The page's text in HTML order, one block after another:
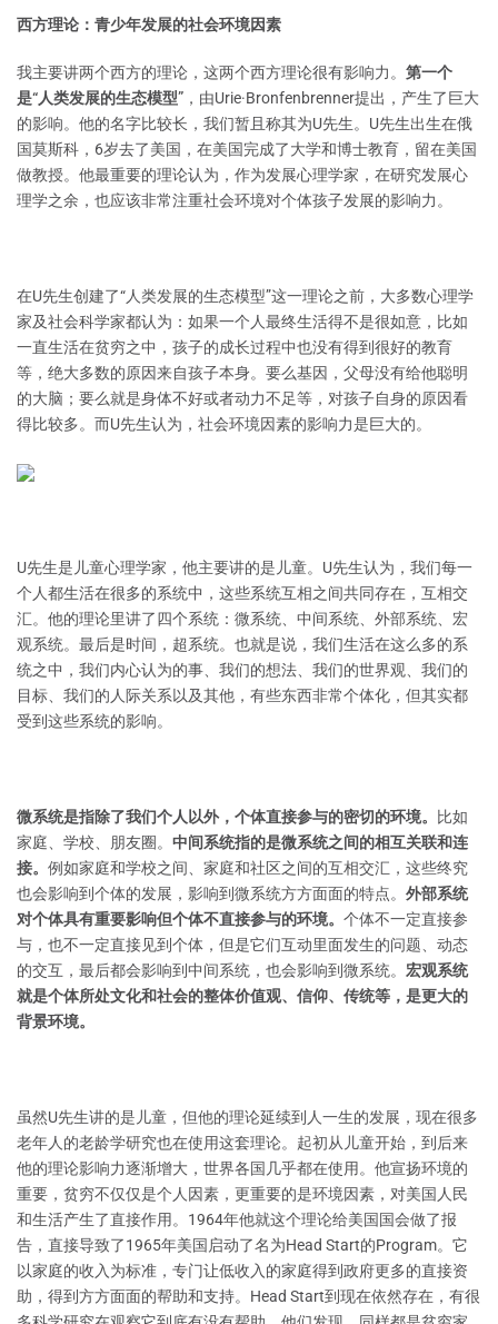
西方理论：青少年发展的社会环境因素
我主要讲两个西方的理论，这两个西方理论很有影响力。 第一个
是“人类发展的生态模型” ，由Urie·Bronfenbrenner提出，产生了巨大
的影响。他的名字比较长，我们暂且称其为U先生。U先生出生在俄
国莫斯科，6岁去了美国，在美国完成了大学和博士教育，留在美国
做教授。他最重要的理论认为，作为发展心理学家，在研究发展心
理学之余，也应该非常注重社会环境对个体孩子发展的影响力。
在U先生创建了“人类发展的生态模型”这一理论之前，大多数心理学
家及社会科学家都认为：如果一个人最终生活得不是很如意，比如
一直生活在贫穷之中，孩子的成长过程中也没有得到很好的教育
等，绝大多数的原因来自孩子本身。要么基因，父母没有给他聪明
的大脑；要么就是身体不好或者动力不足等，对孩子自身的原因看
得比较多。而U先生认为，社会环境因素的影响力是巨大的。
U先生是儿童心理学家，他主要讲的是儿童。U先生认为，我们每一
个人都生活在很多的系统中，这些系统互相之间共同存在，互相交
汇。他的理论里讲了四个系统：微系统、中间系统、外部系统、宏
观系统。最后是时间，超系统。也就是说，我们生活在这么多的系
统之中，我们内心认为的事、我们的想法、我们的世界观、我们的
目标、我们的人际关系以及其他，有些东西非常个体化，但其实都
受到这些系统的影响。
微系统是指除了我们个人以外，个体直接参与的密切的环境。
比如
家庭、学校、朋友圈。 中间系统指的是微系统之间的相互关联和连
接。 例如家庭和学校之间、家庭和社区之间的互相交汇，这些终究
也会影响到个体的发展，影响到微系统方方面面的特点。 外部系统
对个体具有重要影响但个体不直接参与的环境。 个体不一定直接参
与，也不一定直接见到个体，但是它们互动里面发生的问题、动态
的交互，最后都会影响到中间系统，也会影响到微系统。 宏观系统
就是个体所处文化和社会的整体价值观、信仰、传统等，是更大的
背景环境。
虽然U先生讲的是儿童，但他的理论延续到人一生的发展，现在很多
老年人的老龄学研究也在使用这套理论。起初从儿童开始，到后来
他的理论影响力逐渐增大，世界各国几乎都在使用。他宣扬环境的
重要，贫穷不仅仅是个人因素，更重要的是环境因素，对美国人民
和生活产生了直接作用。1964年他就这个理论给美国国会做了报
告，直接导致了1965年美国启动了名为Head Start的Program。它
以家庭的收入为标准，专门让低收入的家庭得到政府更多的直接资
助，得到方方面面的帮助和支持。Head Start到现在依然存在，有很